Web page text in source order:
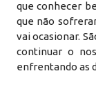
que conhecer
que não
vai ocasionar.
continuar o
enfrentando as